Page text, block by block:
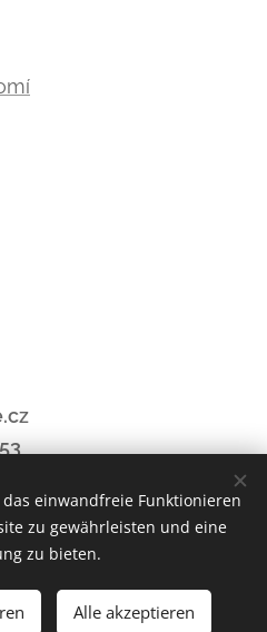
Deutsch English
einwandfreie Funktionieren
zu gewährleisten und eine
zu bieten.
Alle akzeptieren